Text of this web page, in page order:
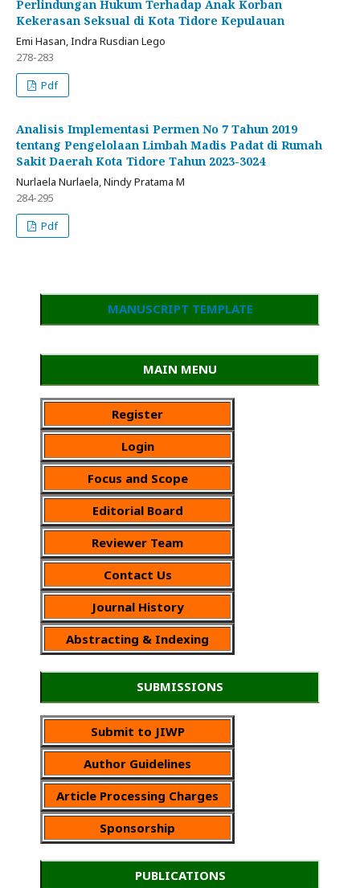
Perlindungan Hukum Terhadap Anak Korban
Kekerasan Seksual di Kota Tidore Kepulauan
Emi Hasan, Indra Rusdian Lego
278-283
Pdf
Analisis Implementasi Permen No 7 Tahun 2019
tentang Pengelolaan Limbah Madis Padat di Rumah
Sakit Daerah Kota Tidore Tahun 2023-3024
Nurlaela Nurlaela, Nindy Pratama M
284-295
Pdf
MANUSCRIPT TEMPLATE
MAIN MENU
Register
Login
Focus and Scope
Editorial Board
Reviewer Team
Contact Us
Journal History
Abstracting & Indexing
SUBMISSIONS
Submit to JIWP
Author Guidelines
Article Processing Charges
Sponsorship
PUBLICATIONS